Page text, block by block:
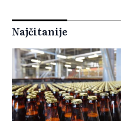
Najčitanije